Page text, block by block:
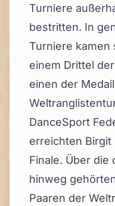
Turniere
bestritten. In
Turniere kamen
einem Drittel
einen der
DanceSport
erreichten Birgit
Finale. Über die
hinweg
Paaren der